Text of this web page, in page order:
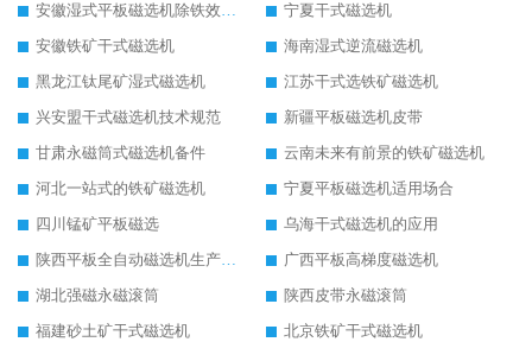
安徽湿式平板磁选机除铁效果怎么样
宁夏干式磁选机
安徽铁矿干式磁选机
海南湿式逆流磁选机
黑龙江钛尾矿湿式磁选机
江苏干式选铁矿磁选机
兴安盟干式磁选机技术规范
新疆平板磁选机皮带
甘肃永磁筒式磁选机备件
云南未来有前景的铁矿磁选机
河北一站式的铁矿磁选机
宁夏平板磁选机适用场合
四川锰矿平板磁选
乌海干式磁选机的应用
陕西平板全自动磁选机生产厂家
广西平板高梯度磁选机
湖北强磁永磁滚筒
陕西皮带永磁滚筒
福建砂土矿干式磁选机
北京铁矿干式磁选机